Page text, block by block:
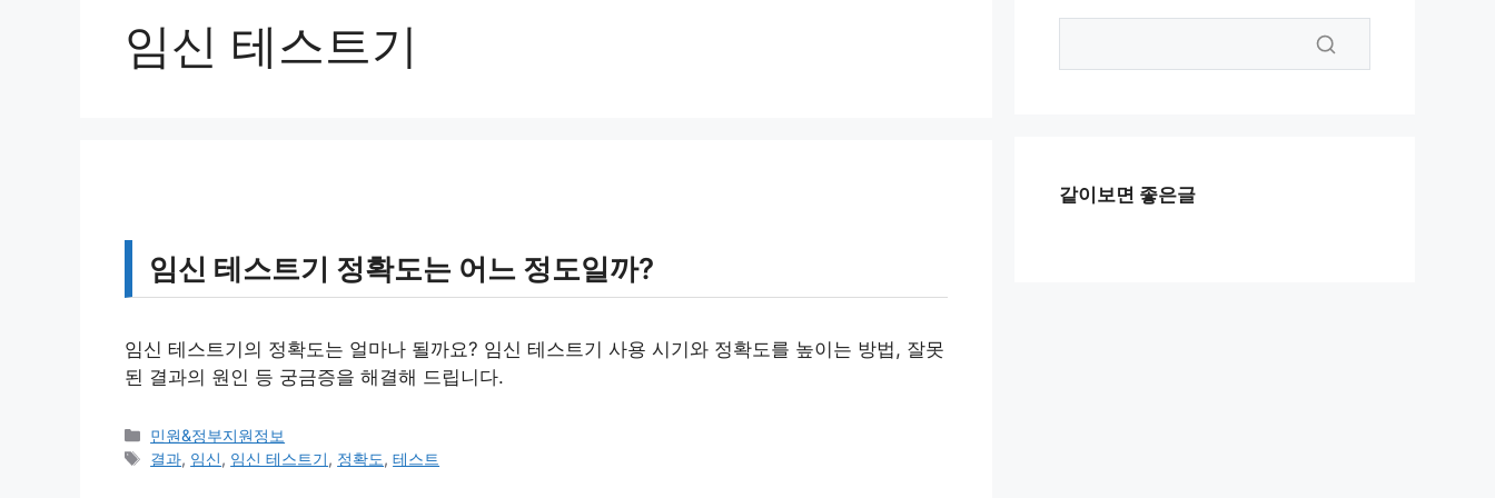
임신 테스트기
임신 테스트기 정확도는 어느 정도일까?
임신 테스트기의 정확도는 얼마나 될까요? 임신 테스트기 사용 시기와 정확도를 높이는 방법, 잘못
된 결과의 원인 등 궁금증을 해결해 드립니다.
카
테
민원&정부지원정보
태
결과, 임신, 임신 테스트기, 정확도,테스트
같이보면 좋은글